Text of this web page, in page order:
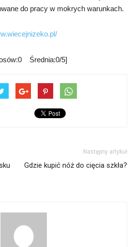
do pracy w mokrych warunkach.
Średnia:0/5]
Następny artykuł
Gdzie kupić nóż do cięcia szkła?